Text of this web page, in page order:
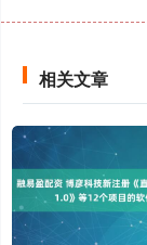
相关文章